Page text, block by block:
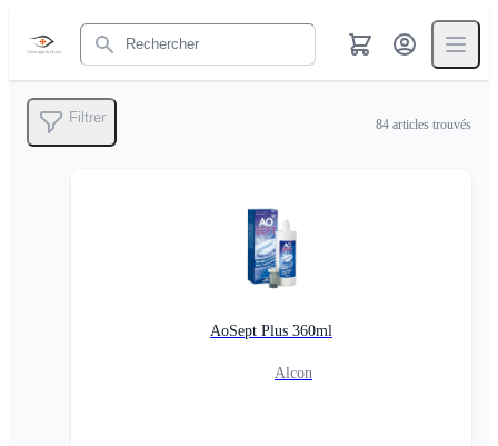
Rechercher
Filtrer 84 articles trouvés
AoSept Plus 360ml
Alcon